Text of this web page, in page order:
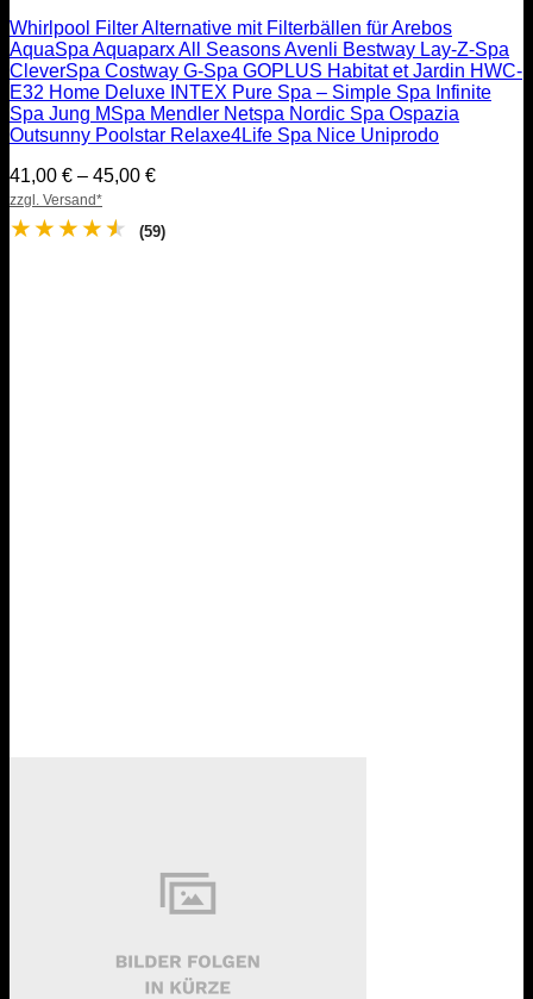
Whirlpool Filter Alternative mit Filterbällen für Arebos
AquaSpa Aquaparx All Seasons Avenli Bestway Lay-Z-Spa
CleverSpa Costway G-Spa GOPLUS Habitat et Jardin HWC-
E32 Home Deluxe INTEX Pure Spa – Simple Spa Infinite
Spa Jung MSpa Mendler Netspa Nordic Spa Ospazia
Outsunny Poolstar Relaxe4Life Spa Nice Uniprodo
41,00 € – 45,00 €Preisspanne:
45,00 €
zzgl. Versand*
★★★★★ (59)